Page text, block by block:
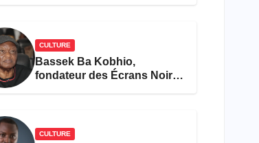
CULTURE
Bassek Ba Kobhio,
fondateur des Écrans Noirs,
CULTURE